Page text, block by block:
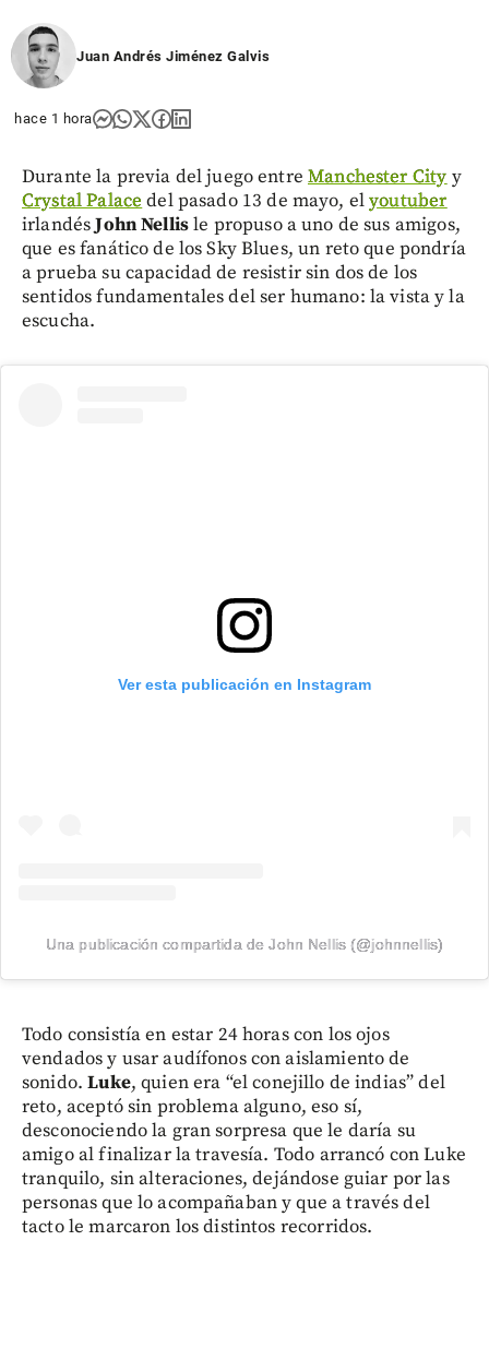
Juan Andrés Jiménez Galvis
hace 1 hora
Durante la previa del juego entreManchester City y
Crystal Palace del pasado 13 de mayo, elyoutuber
irlandésJohn Nellisle propuso a uno de sus amigos,
que es fanático de los Sky Blues, un reto que pondría
a prueba su capacidad de resistir sin dos de los
sentidos fundamentales del ser humano: la vista y la
escucha.
Ver esta publicación en Instagram
Una publicación compartida de John Nellis (@johnnellis)
Todo consistía en estar 24 horas con los ojos
vendados y usar audífonos con aislamiento de
sonido.Luke, quien era “el conejillo de indias” del
reto, aceptó sin problema alguno, eso sí,
desconociendo la gran sorpresa que le daría su
amigo al finalizar la travesía. Todo arrancó con Luke
tranquilo, sin alteraciones, dejándose guiar por las
personas que lo acompañaban y que a través del
tacto le marcaron los distintos recorridos.